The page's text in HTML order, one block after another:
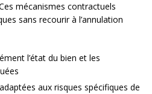
mécanismes contractuels
sans recourir à l’annulation
l’état du bien et les
aux risques spécifiques de